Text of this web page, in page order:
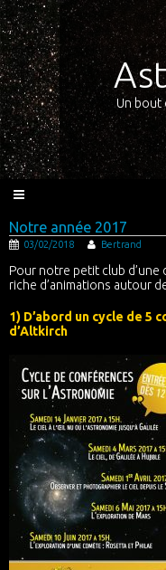
Un bout
Notre année 2017
03/02/2018 Bertrand
Pour notre petit club d’une
riche d’animations autour
1) D’abord un cycle de 5
d’Altkirch